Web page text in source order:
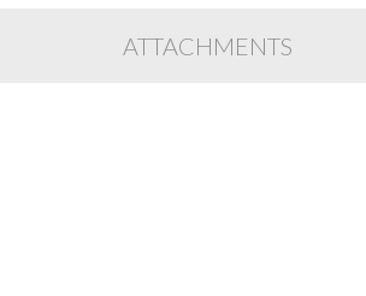
ATTACHMENTS